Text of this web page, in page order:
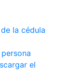
la cédula
el